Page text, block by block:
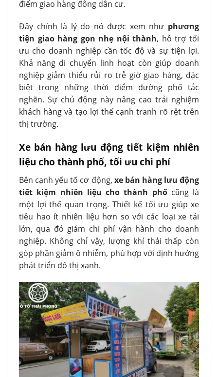
điểm giao hàng đông dân cư.
Đây chính là lý do nó được xem như phương
tiện giao hàng gọn nhẹ nội thành, hỗ trợ tối
ưu cho doanh nghiệp cần tốc độ và sự tiện lợi.
Khả năng di chuyển linh hoạt còn giúp doanh
nghiệp giảm thiểu rủi ro trễ giờ giao hàng, đặc
biệt trong những thời điểm đường phố tắc
nghẽn. Sự chủ động này nâng cao trải nghiệm
khách hàng và tạo lợi thế cạnh tranh rõ rệt trên
thị trường.
Xe bán hàng lưu động tiết kiệm nhiên
liệu cho thành phố, tối ưu chi phí
Bên cạnh yếu tố cơ động, xe bán hàng lưu động
tiết kiệm nhiên liệu cho thành phốcũng là
một lợi thế quan trọng. Thiết kế tối ưu giúp xe
tiêu hao ít nhiên liệu hơn so với các loại xe tải
lớn, qua đó giảm chi phí vận hành cho doanh
nghiệp. Không chỉ vậy, lượng khí thải thấp còn
góp phần giảm ô nhiễm, phù hợp với định hướng
phát triển đô thị xanh.